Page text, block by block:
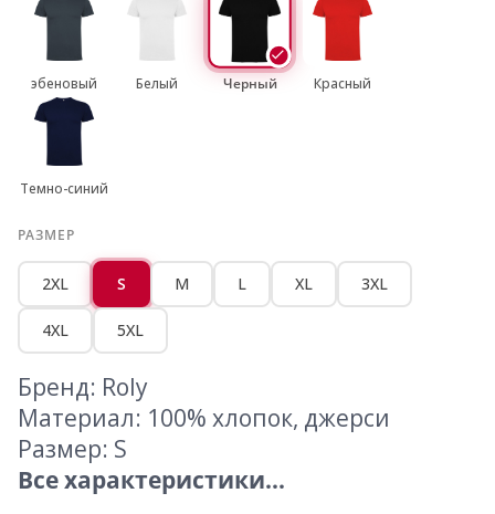
эбеновый Белый Черный Красный
Темно-синий
РАЗМЕР
2XL S M L XL 3XL
4XL 5XL
Бренд: Roly
Материал: 100% хлопок, джерси
Размер: S
Все характеристики...